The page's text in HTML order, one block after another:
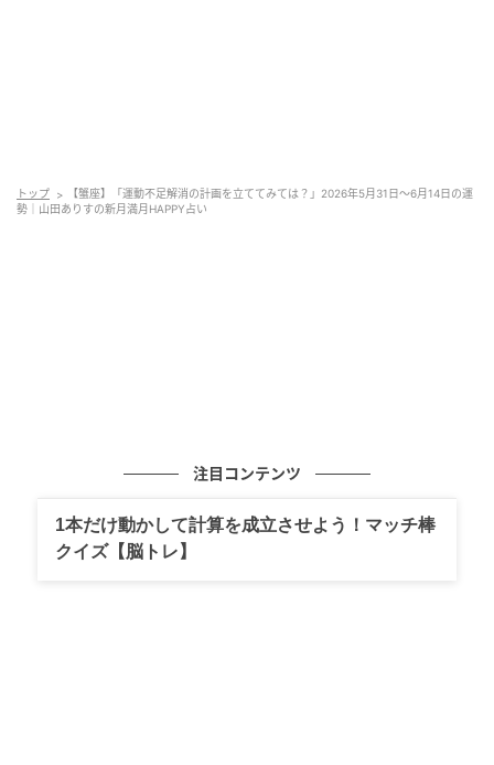
★ラッキーDAY★ 6月10日
トップ
【蟹座】「運動不足解消の計画を立ててみては？」2026年5月31日～6月14日の運
勢｜山田ありすの新月満月HAPPY占い
注目コンテンツ
1本だけ動かして計算を成立させよう！マッチ棒
クイズ【脳トレ】